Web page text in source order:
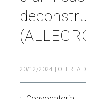
Buscar
por:
20/12/2024 | OFERTA